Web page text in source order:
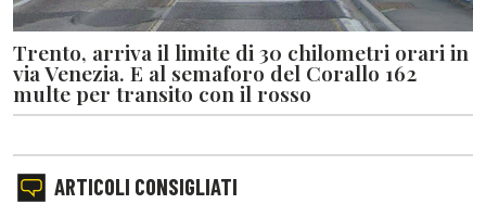
Trento, arriva il limite di 30 chilometri orari in
via Venezia. E al semaforo del Corallo 162
multe per transito con il rosso
ARTICOLI CONSIGLIATI